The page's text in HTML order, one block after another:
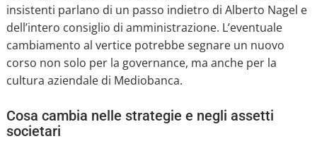
insistenti parlano di un passo indietro di Alberto Nagel e
dell’intero consiglio di amministrazione. L’eventuale
cambiamento al vertice potrebbe segnare un nuovo
corso non solo per la governance, ma anche per la
cultura aziendale di Mediobanca.
Cosa cambia nelle strategie e negli assetti
societari